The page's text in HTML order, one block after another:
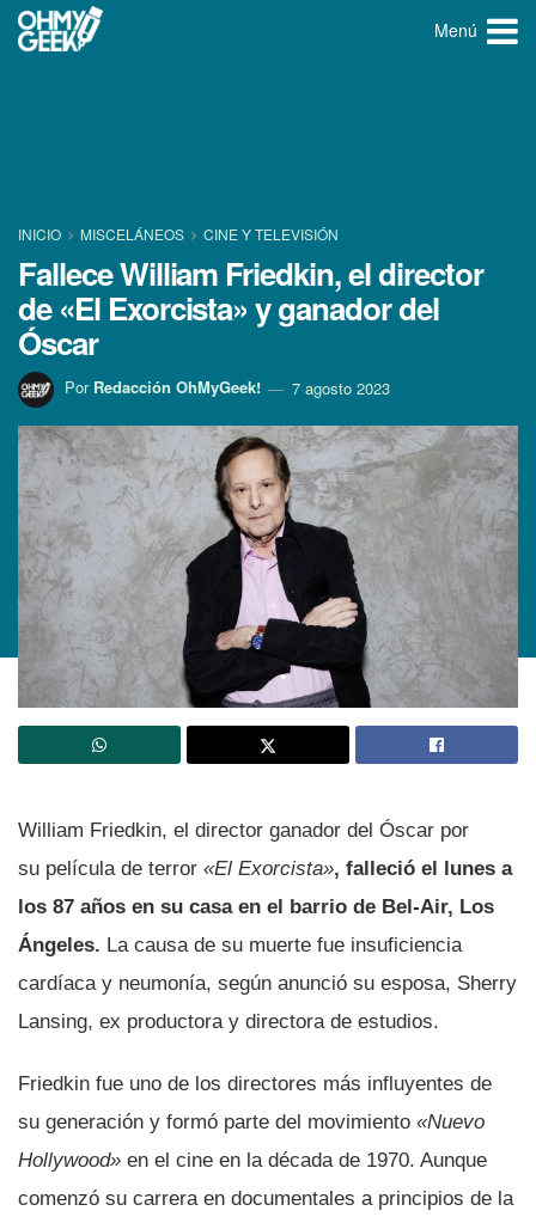
Menú
INICIO MISCELÁNEOS CINE Y TELEVISIÓN
Fallece William Friedkin, el director
de «El Exorcista» y ganador del
Óscar
Por Redacción OhMyGeek! 7 agosto 2023
William Friedkin, el director ganador del Óscar por
su película de terror «El Exorcista», falleció el lunes a
los 87 años en su casa en el barrio de Bel-Air, Los
Ángeles. La causa de su muerte fue insuficiencia
cardíaca y neumonía, según anunció su esposa, Sherry
Lansing, ex productora y directora de estudios.
Friedkin fue uno de los directores más influyentes de
su generación y formó parte del movimiento «Nuevo
Hollywood» en el cine en la década de 1970. Aunque
comenzó su carrera en documentales a principios de la